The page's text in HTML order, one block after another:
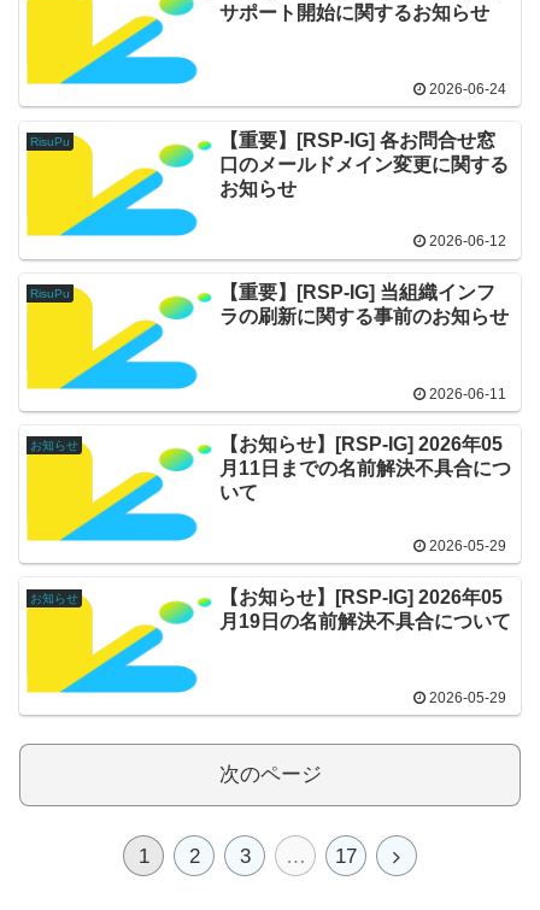
サポート開始に関するお知らせ
2026-06-24
RisuPu
【重要】[RSP-IG] 各お問合せ窓
口のメールドメイン変更に関する
お知らせ
2026-06-12
RisuPu
【重要】[RSP-IG] 当組織インフ
ラの刷新に関する事前のお知らせ
2026-06-11
お知らせ
【お知らせ】[RSP-IG] 2026年05
月11日までの名前解決不具合につ
いて
2026-05-29
お知らせ
【お知らせ】[RSP-IG] 2026年05
月19日の名前解決不具合について
2026-05-29
次のページ
1 2 3 … 17